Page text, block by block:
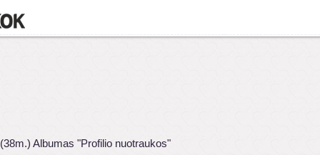
(38m.) Albumas "Profilio nuotraukos"